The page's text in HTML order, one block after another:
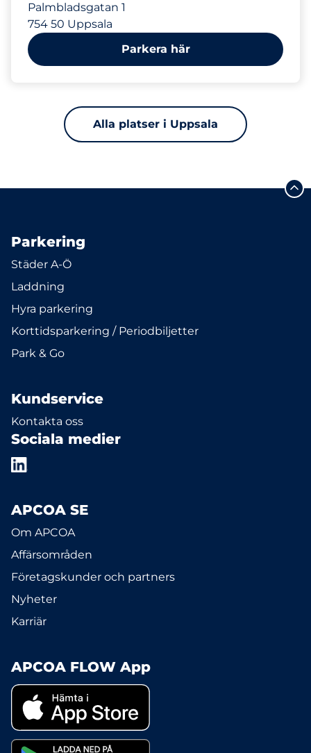
Palmbladsgatan 1
754 50 Uppsala
Parkera här
Alla platser i Uppsala
Parkering
Städer A-Ö
Laddning
Hyra parkering
Korttidsparkering / Periodbiljetter
Park & Go
Kundservice
Kontakta oss
Sociala medier
APCOA SE
Om APCOA
Affärsområden
Företagskunder och partners
Nyheter
Karriär
APCOA FLOW App